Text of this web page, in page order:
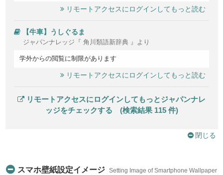
リモートアクセスにログインしてもっと読む
【牛車】うしぐるま
ジャパンナレッジ『 角川類語新辞典 』より
学外からの閲覧に制限があります
リモートアクセスにログインしてもっと読む
リモートアクセスにログインしてもっとジャパンナレ
ッジをチェックする (検索結果 115 件)
閉じる
スマホ壁紙設定イメージ Setting Image of Smartphone Wallpaper